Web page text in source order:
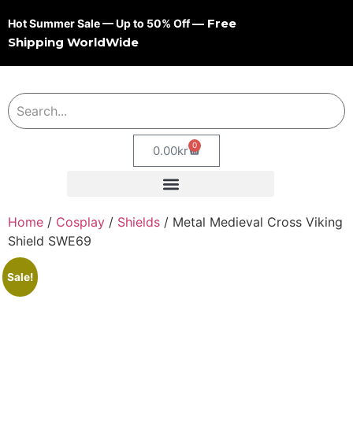
Hot Summer Sale — Up to 50% Off— Free
Shipping WorldWide
0.00kr 0
Home / Cosplay / Shields / Metal Medieval Cross Viking
Shield SWE69
Sale!